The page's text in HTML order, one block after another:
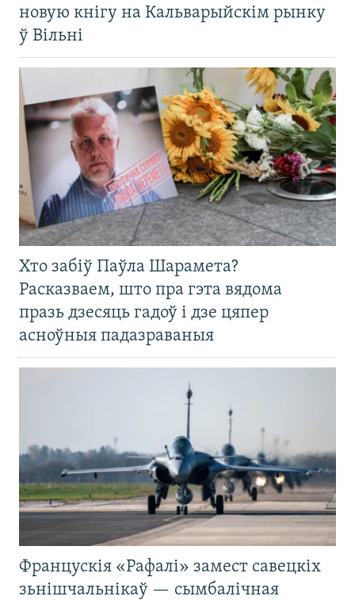
новую кнігу на Кальварыйскім рынку
ў Вільні
Хто забіў Паўла Шарамета?
Расказваем, што пра гэта вядома
празь дзесяць гадоў і дзе цяпер
асноўныя падазраваныя
Францускія «Рафалі» замест савецкіх
зьнішчальнікаў — сымбалічная